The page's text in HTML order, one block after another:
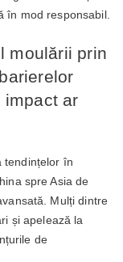
în mod responsabil.
moulării prin
impact ar
tendințelor în
spre Asia de
Mulți dintre
și apelează la
de